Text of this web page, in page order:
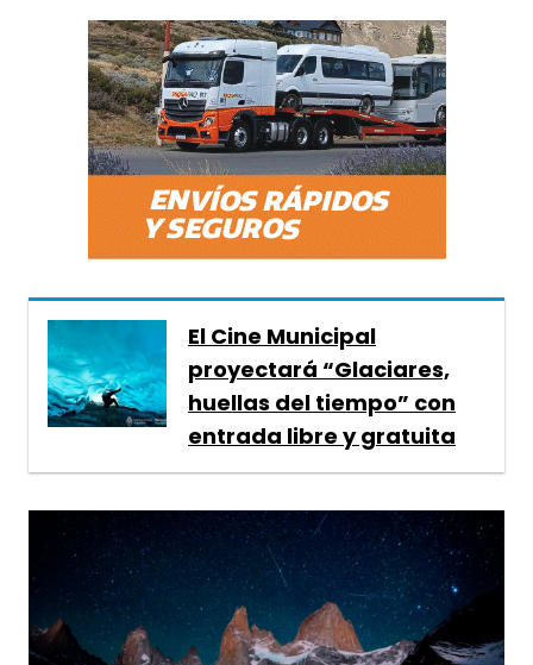
El Cine Municipal
proyectará “Glaciares,
huellas del tiempo” con
entrada libre y gratuita